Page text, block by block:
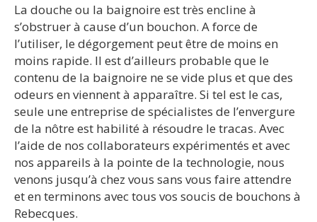
La douche ou la baignoire est très encline à
s’obstruer à cause d’un bouchon. A force de
l’utiliser, le dégorgement peut être de moins en
moins rapide. Il est d’ailleurs probable que le
contenu de la baignoire ne se vide plus et que des
odeurs en viennent à apparaître. Si tel est le cas,
seule une entreprise de spécialistes de l’envergure
de la nôtre est habilité à résoudre le tracas. Avec
l’aide de nos collaborateurs expérimentés et avec
nos appareils à la pointe de la technologie, nous
venons jusqu’à chez vous sans vous faire attendre
et en terminons avec tous vos soucis de bouchons à
Rebecques.